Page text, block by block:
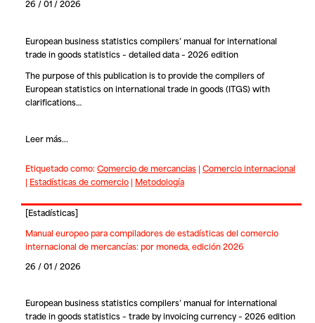
26 / 01 / 2026
European business statistics compilers’ manual for international
trade in goods statistics – detailed data – 2026 edition
The purpose of this publication is to provide the compilers of
European statistics on international trade in goods (ITGS) with
clarifications…
Leer más...
Etiquetado como:Comercio de mercancias| Comercio internacional
| Estadísticas de comercio| Metodología
[Estadísticas]
Manual europeo para compiladores de estadísticas del comercio
internacional de mercancías: por moneda, edición 2026
26 / 01 / 2026
European business statistics compilers’ manual for international
trade in goods statistics – trade by invoicing currency – 2026 edition